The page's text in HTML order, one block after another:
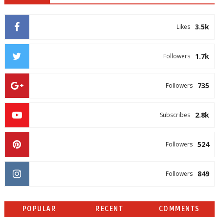
3.5k
Likes
1.7k
Followers
735
Followers
2.8k
Subscribes
524
Followers
849
Followers
POPULAR RECENT COMMENTS